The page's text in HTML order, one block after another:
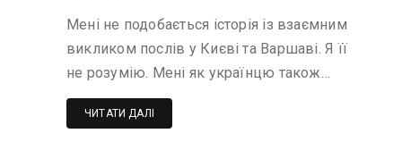
Мені не подобається історія із взаємним
викликом послів у Києві та Варшаві. Я її
не розумію. Мені як українцю також…
ЧИТАТИ ДАЛІ